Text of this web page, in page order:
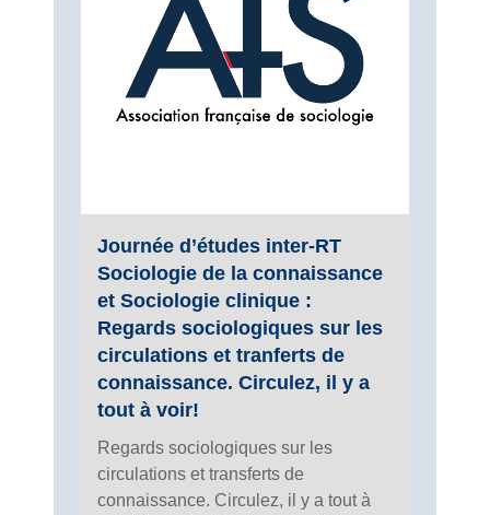
Journée d’études inter-RT
Sociologie de la connaissance
et Sociologie clinique :
Regards sociologiques sur les
circulations et tranferts de
connaissance. Circulez, il y a
tout à voir!
Regards sociologiques sur les
circulations et transferts de
connaissance. Circulez, il y a tout à